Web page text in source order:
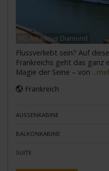
MS Amadeus Diamond
Flussverliebt sein? Auf
Frankreichs geht das ganz
Magie der Seine – von
Frankreich
AUSSENKABINE
BALKONKABINE
SUITE